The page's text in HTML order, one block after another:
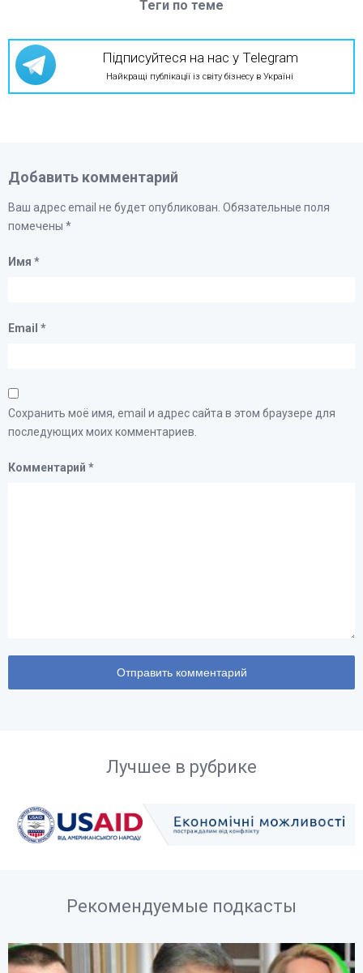
Теги по теме
Підписуйтеся на нас у Telegram
Найкращі публікації із світу бізнесу в Україні
Добавить комментарий
Ваш адрес email не будет опубликован. Обязательные поля
помечены *
Имя *
Email *
Сохранить моё имя, email и адрес сайта в этом браузере для
последующих моих комментариев.
Комментарий *
Лучшее в рубрике
Рекомендуемые подкасты